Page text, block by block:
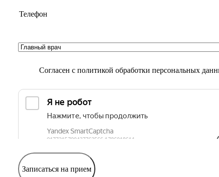
Согласен с политикой обработки персональных
Записаться на прием